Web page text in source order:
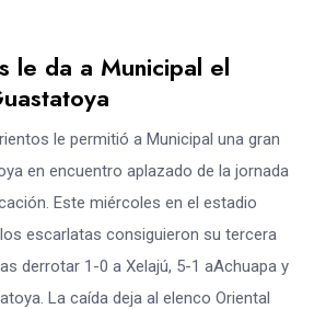
le da a Municipal el
le permitió a Municipal una gran
en encuentro aplazado de la jornada
Este miércoles en el estadio
escarlatas consiguieron su tercera
derrotar 1-0 a Xelajú, 5-1 aAchuapa y
La caída deja al elenco Oriental